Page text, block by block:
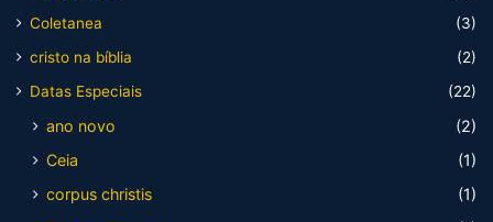
Coletanea
(3)
cristo na bíblia
(2)
Datas Especiais
(22)
ano novo
(2)
Ceia
(1)
corpus christis
(1)